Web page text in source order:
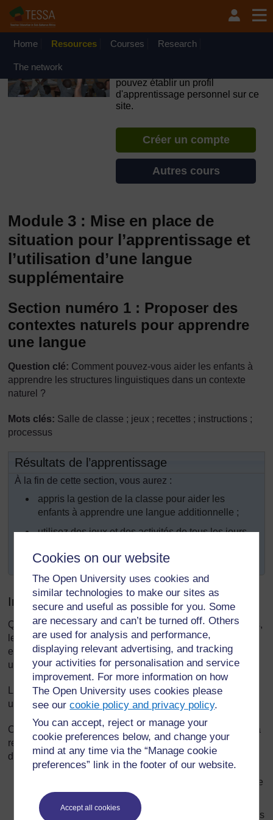
Cookies on our website
The Open University uses cookies and
similar technologies to make our sites as
secure and useful as possible for you. Some
are necessary and can’t be turned off. Others
are used for analysis and performance,
displaying relevant advertising, and tracking
your activities for personalisation and service
improvement. For more information on how
The Open University uses cookies please
see ourcookie policy and privacy policy.
You can accept, reject or manage your
cookie preferences below, and change your
mind at any time via the “Manage cookie
preferences” link in the footer of our website.
Accept all cookies
Passer au contenu principal
OpenLearn Create will be unavailable on Wednesday 12
August 2026 from 8am to 10.30am (GMT) due to routine
Home Resources Courses Research
The network
pouvez établir un profil
d'apprentissage personnel sur ce
site.
Créer un compte
Autres cours
Module 3 : Mise en place de
situation pour l’apprentissage et
l’utilisation d’une langue
supplémentaire
Section numéro 1 : Proposer des
contextes naturels pour apprendre
une langue
Question clé: Comment pouvez-vous aider les enfants à
apprendre les structures linguistiques dans un contexte
naturel ?
Mots clés: Salle de classe ; jeux ; recettes ; instructions ;
processus
Résultats de l’apprentissage
À la fin de cette section, vous aurez :
appris la gestion de la classe pour aider les
enfants à apprendre une langue additionnelle ;
utilisez des jeux et des activités de tous les jours
enfants et leur vocabulaire.
Introduction
Quelles autres possibilités existe-t-il, par la radio, les livres,
les magazines, les annonceurs et la télévision, pour vos
enfants d'apprendre une langue différente de celle qu’ils
utilisent à la maison ?
La réponse est probablement « très peu ». Ils écoutent et
utilisent cette nouvelle langue uniquement en classe.
Cela implique quevous êtes la personne à qui incombe la
responsabilité de donner aux enfants la possibilité
d'apprendre une langue par d'autres types de moyens:
utiliser et acquérir une grande quantité de vocabulaire
nouveau et de structures grammaticales ;
communiquer en utilisant le langage oral au cours des